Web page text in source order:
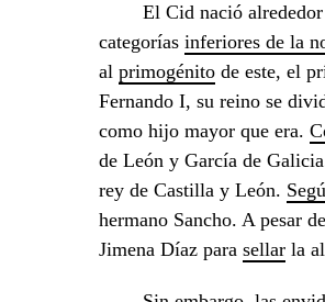
El Cid nació
categorías inferiores de la
al primogénito de este, el
Fernando I, su reino se
como hijo mayor que era.
de León y García de
rey de Castilla y León.
hermano Sancho. A pesar
Jimena Díaz para sellar la